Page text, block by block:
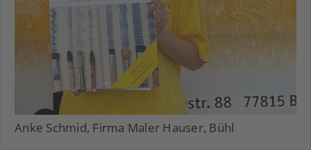
Anke Schmid, Firma Maler Hauser, Bühl